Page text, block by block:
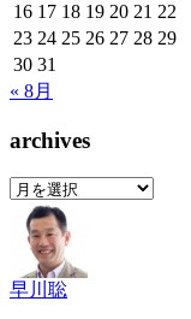
16 17 18 19 20 21 22
23 24 25 26 27 28 29
30 31
« 8月
archives
archives
早川聡